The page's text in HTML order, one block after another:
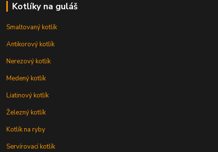
Kotlíky na guláš
Smaltovaný kotlík
Antikorový kotlík
Nerezový kotlík
Medený kotlík
Liatinový kotlík
Železný kotlík
Kotlík na ryby
Servírovací kotlík